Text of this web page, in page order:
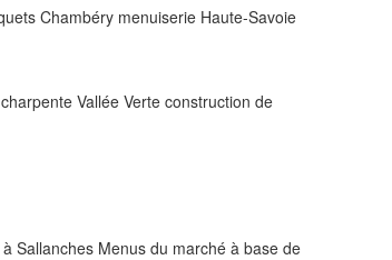
Chambéry menuiserie Haute-Savoie
Vallée Verte construction de
Sallanches Menus du marché à base de